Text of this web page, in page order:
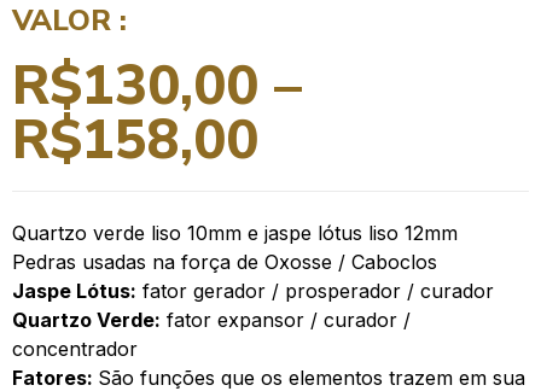
VALOR :
R$130,00 –
R$158,00
Quartzo verde liso 10mm e jaspe lótus liso 12mm
Pedras usadas na força de Oxosse / Caboclos
Jaspe Lótus: fator gerador / prosperador / curador
Quartzo Verde: fator expansor / curador /
concentrador
Fatores: São funções que os elementos trazem em sua